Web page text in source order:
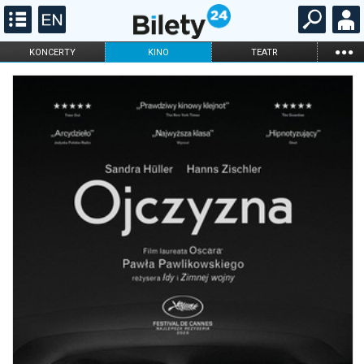
KONCERTY KINO TEATR ...
FILHARMONIA OPERA I BALET
DLA DZIECI
ONLINE KARNETY